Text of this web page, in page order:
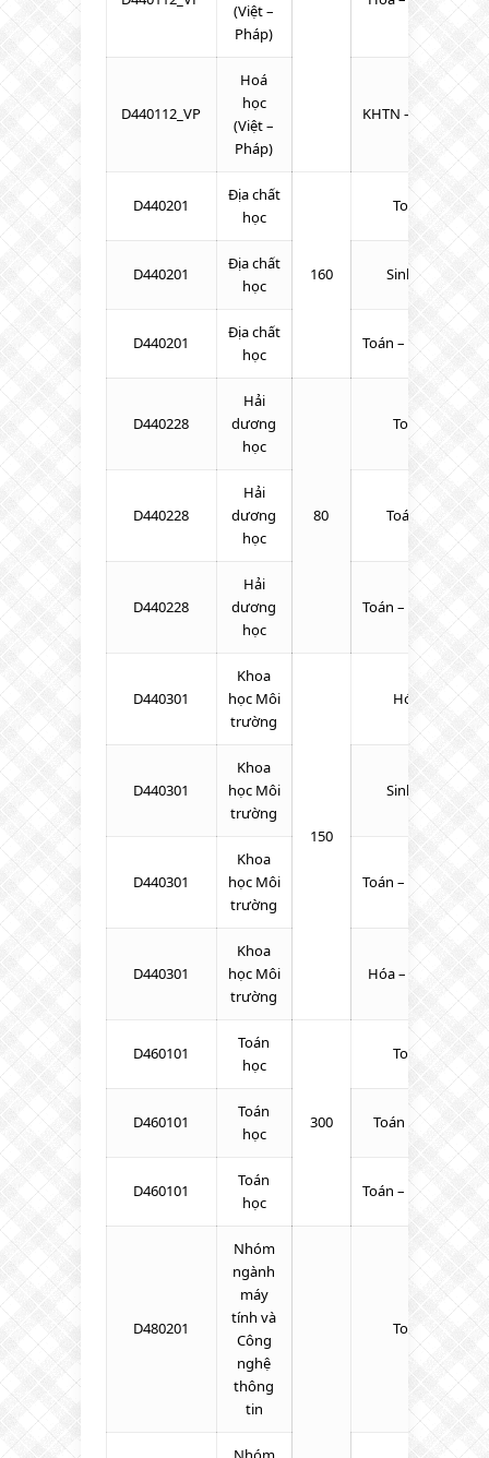
(Việt –
Pháp)
D440112_VP
Hoá
học
(Việt –
Pháp)
KHTN – Toán –
D440201
Địa chất
học
160
Toán – Hóa –
D440201
Địa chất
học
Sinh – Toán –
D440201
Địa chất
học
Toán – KHTN –
D440228
Hải
dương
học
80
Toán – Lý –
D440228
Hải
dương
học
Toán – Sinh –
D440228
Hải
dương
học
Toán – KHTN –
D440301
Khoa
học Môi
trường
150
Hóa – Toán –
D440301
Khoa
học Môi
trường
Sinh – Hóa –
D440301
Khoa
học Môi
trường
Toán – KHTN –
D440301
Khoa
học Môi
trường
Hóa – Toán –
D460101
Toán
học
300
Toán – Lý –
D460101
Toán
học
Toán – Lý –
D460101
Toán
học
Toán – KHTN –
D480201
Nhóm
ngành
máy
tính và
Công
nghệ
thông
tin
Toán – Lý –